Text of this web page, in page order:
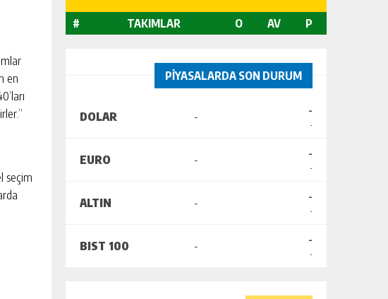
en
seçim
# TAKIMLAR O AV P
PİYASALARDA SON DURUM
DOLAR - -
-
EURO - -
-
ALTIN - -
-
BIST 100 - -
-